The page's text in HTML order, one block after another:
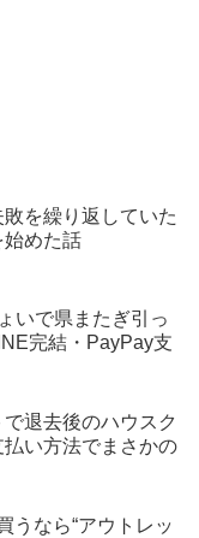
を繰り返していた
めた話
いで県またぎ引っ
完結・PayPay支
退去後のハウスク
い方法でまさかの
うなら“アウトレッ